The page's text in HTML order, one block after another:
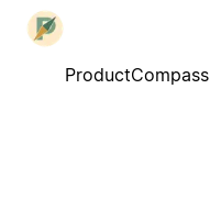
ProductCompass